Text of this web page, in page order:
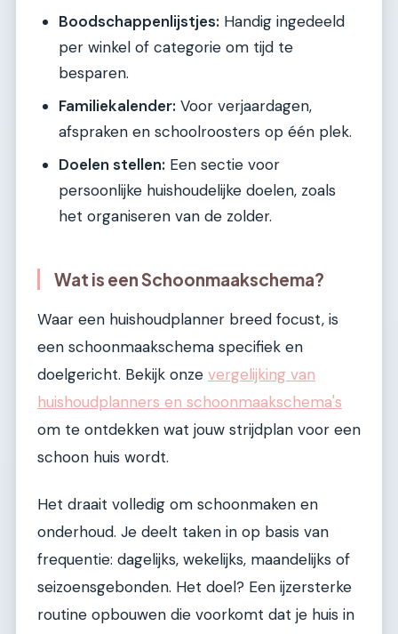
Boodschappenlijstjes: Handig ingedeeld
per winkel of categorie om tijd te
besparen.
Familiekalender: Voor verjaardagen,
afspraken en schoolroosters op één plek.
Doelen stellen: Een sectie voor
persoonlijke huishoudelijke doelen, zoals
het organiseren van de zolder.
Wat is een Schoonmaakschema?
Waar een huishoudplanner breed focust, is
een schoonmaakschema specifiek en
doelgericht. Bekijk onze vergelijking van
huishoudplanners en schoonmaakschema's
om te ontdekken wat jouw strijdplan voor een
schoon huis wordt.
Het draait volledig om schoonmaken en
onderhoud. Je deelt taken in op basis van
frequentie: dagelijks, wekelijks, maandelijks of
seizoensgebonden. Het doel? Een ijzersterke
routine opbouwen die voorkomt dat je huis in